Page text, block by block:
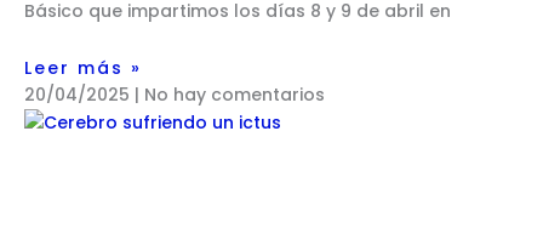
Básico que impartimos los días 8 y 9 de abril en
Leer más »
20/04/2025
No hay comentarios